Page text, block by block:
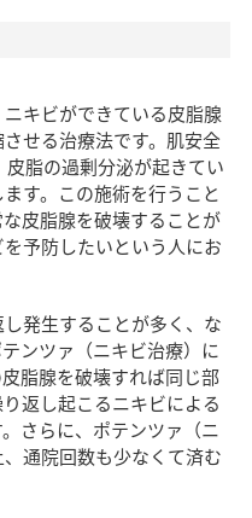
キビができている皮脂腺
せる治療法です。肌安全
脂の過剰分泌が起きてい
す。この施術を行うこと
皮脂腺を破壊することが
予防したいという人にお
発生することが多く、な
ンツァ（ニキビ治療）に
脂腺を破壊すれば同じ部
返し起こるニキビによる
さらに、ポテンツァ（ニ
通院回数も少なくて済む